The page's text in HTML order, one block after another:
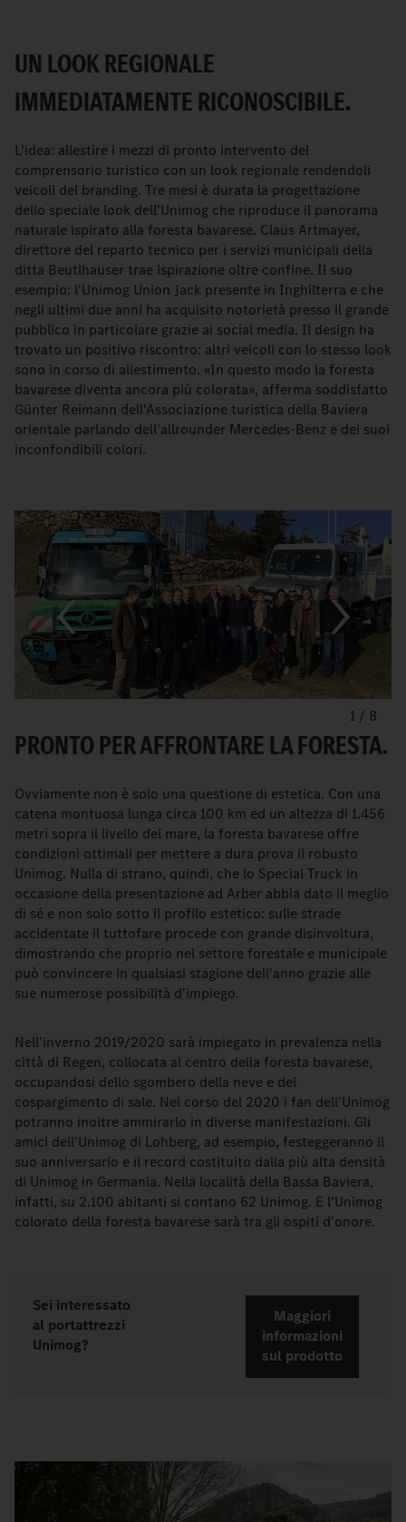
UN LOOK REGIONALE
IMMEDIATAMENTE RICONOSCIBILE.
L'idea: allestire i mezzi di pronto intervento del
comprensorio turistico con un look regionale rendendoli
veicoli del branding. Tre mesi è durata la progettazione
dello speciale look dell'Unimog che riproduce il panorama
naturale ispirato alla foresta bavarese. Claus Artmayer,
direttore del reparto tecnico per i servizi municipali della
ditta Beutlhauser trae ispirazione oltre confine. Il suo
esempio: l'Unimog Union Jack presente in Inghilterra e che
negli ultimi due anni ha acquisito notorietà presso il grande
pubblico in particolare grazie ai social media. Il design ha
trovato un positivo riscontro: altri veicoli con lo stesso look
sono in corso di allestimento. «In questo modo la foresta
bavarese diventa ancora più colorata», afferma soddisfatto
Günter Reimann dell'Associazione turistica della Baviera
orientale parlando dell'allrounder Mercedes-Benz e dei suoi
inconfondibili colori.
1 / 8
PRONTO PER AFFRONTARE LA FORESTA.
Ovviamente non è solo una questione di estetica. Con una
catena montuosa lunga circa 100 km ed un altezza di 1.456
metri sopra il livello del mare, la foresta bavarese offre
condizioni ottimali per mettere a dura prova il robusto
Unimog. Nulla di strano, quindi, che lo Special Truck in
occasione della presentazione ad Arber abbia dato il meglio
di sé e non solo sotto il profilo estetico: sulle strade
accidentate il tuttofare procede con grande disinvoltura,
dimostrando che proprio nel settore forestale e municipale
può convincere in qualsiasi stagione dell'anno grazie alle
sue numerose possibilità d'impiego.
Nell'inverno 2019/2020 sarà impiegato in prevalenza nella
città di Regen, collocata al centro della foresta bavarese,
occupandosi dello sgombero della neve e del
cospargimento di sale. Nel corso del 2020 i fan dell'Unimog
potranno inoltre ammirarlo in diverse manifestazioni. Gli
amici dell'Unimog di Lohberg, ad esempio, festeggeranno il
suo anniversario e il record costituito dalla più alta densità
di Unimog in Germania. Nella località della Bassa Baviera,
infatti, su 2.100 abitanti si contano 62 Unimog. E l'Unimog
colorato della foresta bavarese sarà tra gli ospiti d'onore.
Sei interessato
al portattrezzi
Unimog?
Maggiori
informazioni
sul prodotto